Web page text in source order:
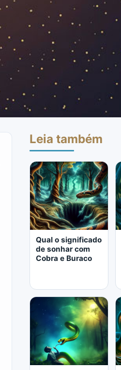
Leia também
Qual o significado
de sonhar com
Cobra e Buraco
LER MAIS